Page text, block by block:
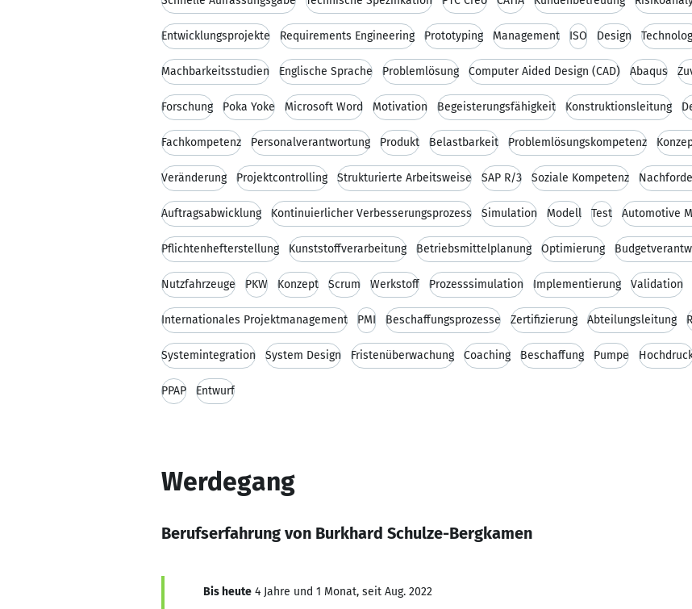
Entwicklungsprojekte Requirements Engineering Prototyping Management ISO Design
Machbarkeitsstudien Englische Sprache Problemlösung Computer Aided Design (CAD) Abaqus
Forschung Poka Yoke Microsoft Word Motivation Begeisterungsfähigkeit Konstruktionsleitung
Fachkompetenz Personalverantwortung Produkt Belastbarkeit Problemlösungskompetenz
Veränderung Projektcontrolling Strukturierte Arbeitsweise SAP R/3 Soziale Kompetenz
Auftragsabwicklung Kontinuierlicher Verbesserungsprozess Simulation Modell Test Automotive
Pflichtenhefterstellung Kunststoffverarbeitung Betriebsmittelplanung Optimierung
Nutzfahrzeuge PKW Konzept Scrum Werkstoff Prozesssimulation Implementierung Validation
Internationales Projektmanagement PMI Beschaffungsprozesse Zertifizierung Abteilungsleitung
Systemintegration System Design Fristenüberwachung Coaching Beschaffung Pumpe
PPAP Entwurf
Werdegang
Berufserfahrung von Burkhard Schulze-Bergkamen
Bis heute 4 Jahre und 1 Monat, seit Aug. 2022